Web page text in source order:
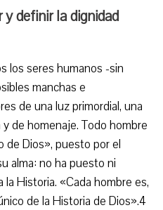
definir la dignidad
los seres humanos -sin
manchas e
de una luz primordial, una
de homenaje. Todo hombre
Dios», puesto por el
alma: no ha puesto ni
Historia. «Cada hombre es,
de la Historia de Dios».4